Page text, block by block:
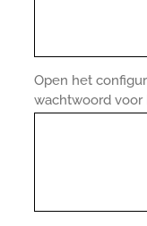
Open het
wachtwoord voor